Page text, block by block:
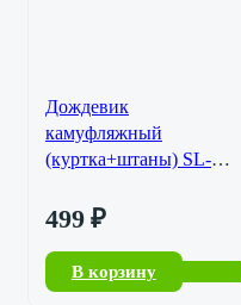
Дождевик
камуфляжный
(куртка+штаны) SL-
499 ₽
В корзину